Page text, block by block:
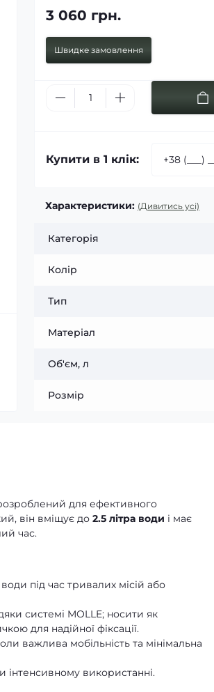
3 060 грн.
Швидке замовлення
Купити в 1 клік:
Характеристики: (Дивитись усі)
Категорія
Колір
Тип
Матеріал
Об'єм, л
Розмір
для ефективного
він вміщує до 2.5 літра води і має
час.
під час тривалих місій або
системі MOLLE; носити як
для надійної фіксації.
важлива мобільність та мінімальна
інтенсивному використанні.